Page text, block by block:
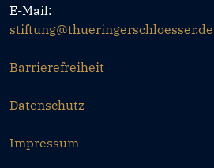
E-Mail:
stiftung@thueringerschloesser.de
Barrierefreiheit
Datenschutz
Impressum